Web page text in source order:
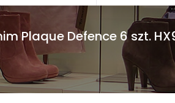
Plaque Defence 6 szt.